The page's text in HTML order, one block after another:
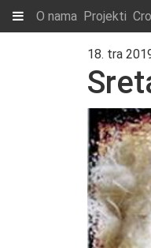
O nama Projekti
18. tra